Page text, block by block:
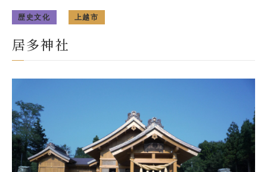
歴史文化 上越市
居多神社